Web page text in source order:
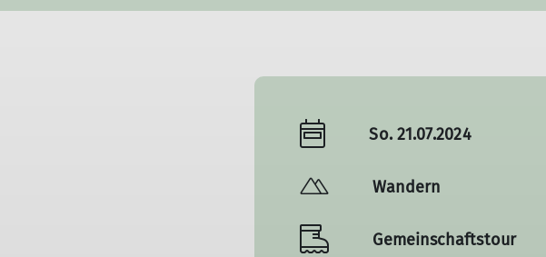
Mitgliedschaft
Info's zur Mitgliedschaft
Kursübersicht Tourenübersicht
Familiengruppen Monday-Monkeys
Hauerseehütte
Umweltgütesiegel Ludwigsburger Hütte Orchideenweg
So. 21.07.2024
Wandern
Gemeinschaftstour